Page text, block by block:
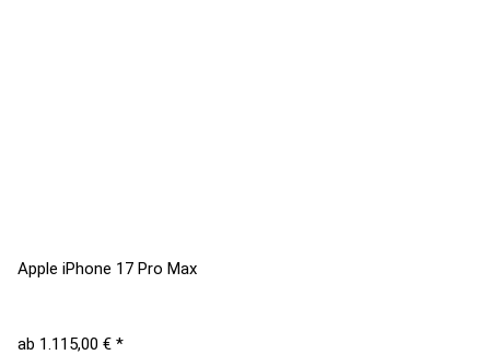
Apple iPhone 17 Pro Max
ab 1.115,00 € *